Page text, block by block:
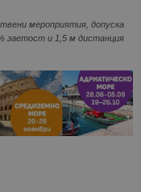
мероприятия, допуска
заетост и 1,5 м дистанция